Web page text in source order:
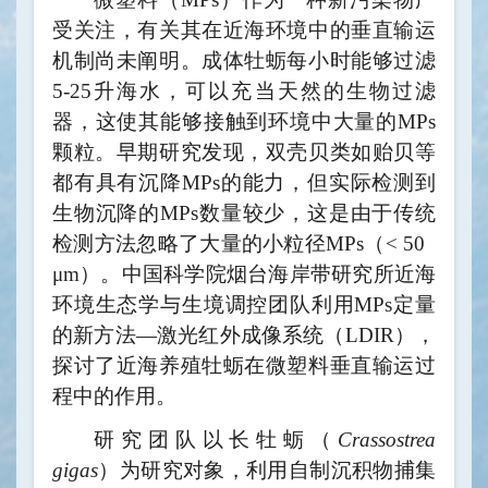
受关注，有关其在近海环境中的垂直输运
机制尚未阐明。成体牡蛎每小时能够过滤
5-25升海水，可以充当天然的生物过滤
器，这使其能够接触到环境中大量的MPs
颗粒。 早期研究发现，双壳贝类如贻贝等
都有具有沉降MPs的能力，但实际检测到
生物沉降的MPs数量较少，这是由于传统
检测方法忽略了大量的小粒径MPs（< 50
μm） 。中国科学院烟台海岸带研究所近海
环境生态学与生境调控团队利用MPs定量
的新方法—激光红外成像系统 （LDIR ）
，
探讨了近海养殖牡蛎在微塑料垂直输运过
程中的作用。
研究团队以长牡蛎（ Crassostrea
gigas）为研究对象，利用自制沉积物捕集